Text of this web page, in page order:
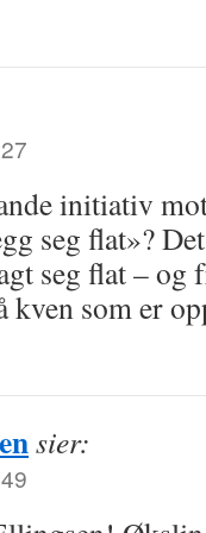
initiativ
seg flat»?
seg flat –
kven som er
sier: